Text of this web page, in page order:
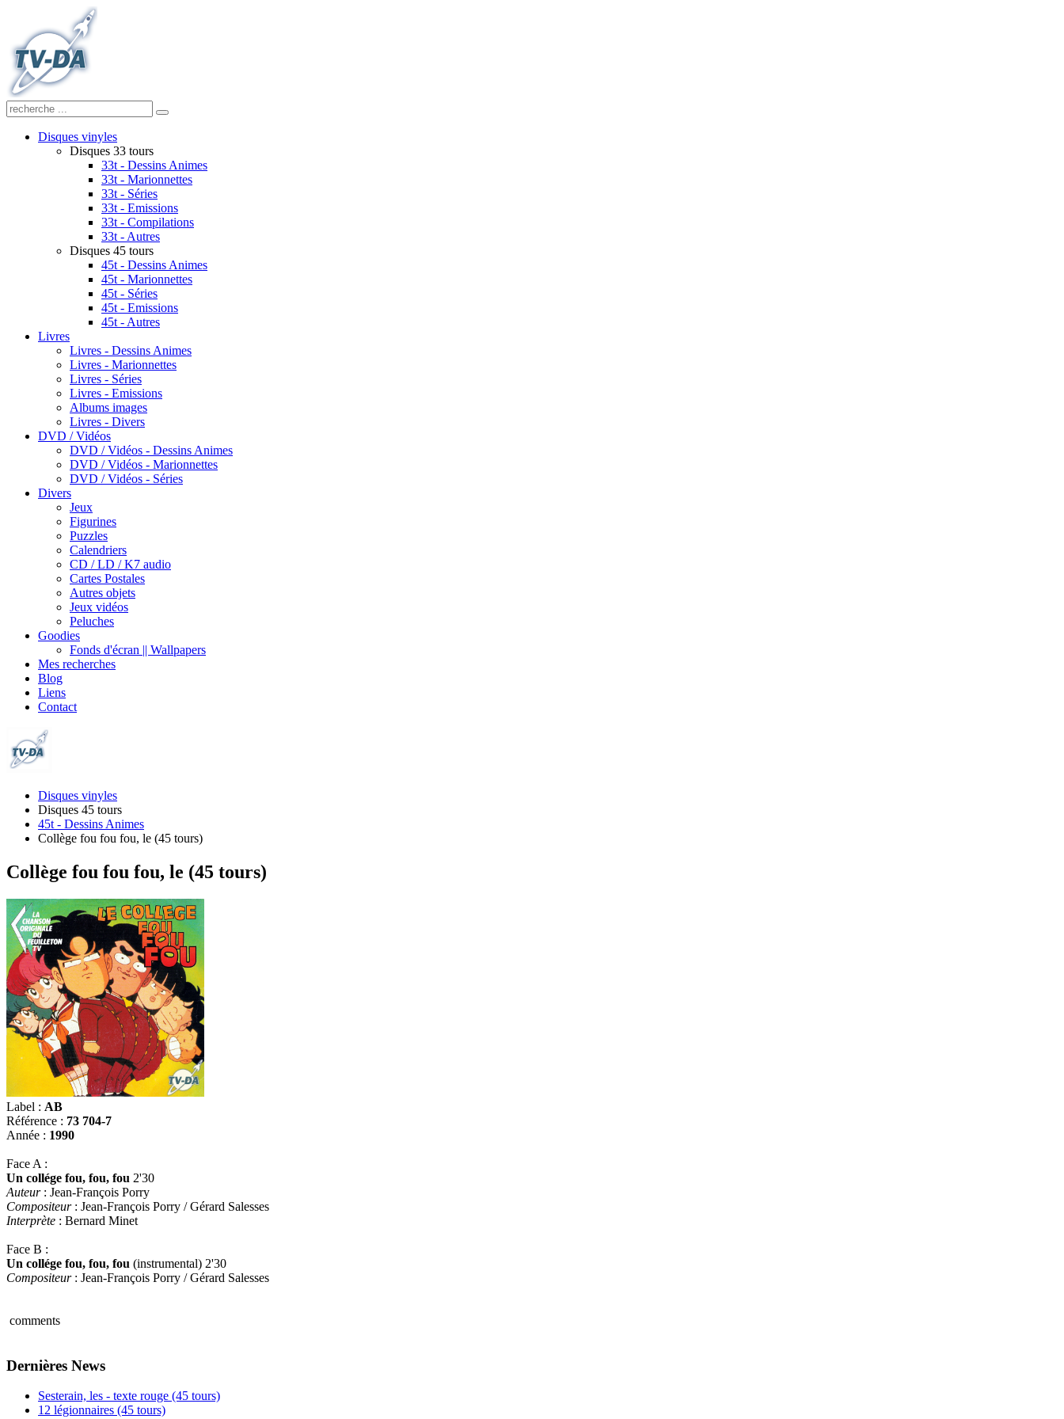
Disques vinyles
Disques 33 tours
33t - Dessins Animes
33t - Marionnettes
33t - Séries
33t - Emissions
33t - Compilations
33t - Autres
Disques 45 tours
45t - Dessins Animes
45t - Marionnettes
45t - Séries
45t - Emissions
45t - Autres
Livres
Livres - Dessins Animes
Livres - Marionnettes
Livres - Séries
Livres - Emissions
Albums images
Livres - Divers
DVD / Vidéos
DVD / Vidéos - Dessins Animes
DVD / Vidéos - Marionnettes
DVD / Vidéos - Séries
Divers
Jeux
Figurines
Puzzles
Calendriers
CD / LD / K7 audio
Cartes Postales
Autres objets
Jeux vidéos
Peluches
Goodies
Fonds d'écran || Wallpapers
Mes recherches
Blog
Liens
Contact
Disques vinyles
Disques 45 tours
45t - Dessins Animes
Collège fou fou fou, le (45 tours)
Collège fou fou fou, le (45 tours)
Label : AB
Référence : 73 704-7
Année : 1990
Face A :
Un collége fou, fou, fou 2'30
Auteur: Jean-François Porry
Compositeur: Jean-François Porry / Gérard Salesses
Interprète : Bernard Minet
Face B :
Un collége fou, fou, fou (instrumental) 2'30
Compositeur: Jean-François Porry / Gérard Salesses
comments
Dernières News
Sesterain, les - texte rouge (45 tours)
12 légionnaires (45 tours)